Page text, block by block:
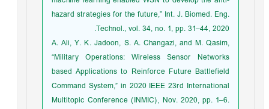
hazard strategies for the future,” Int. J. Biomed. Eng.
Technol., vol. 34, no. 1, pp. 31–44, 2020.
A. Ali, Y. K. Jadoon, S. A. Changazi, and M. Qasim,
“Military Operations: Wireless Sensor Networks
based Applications to Reinforce Future Battlefield
Command System,” in 2020 IEEE 23rd International
Multitopic Conference (INMIC), Nov. 2020, pp. 1–6.